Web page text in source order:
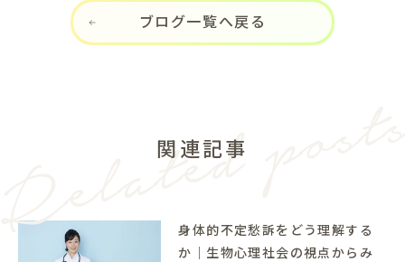
ブログ一覧へ戻る
関連記事
身体的不定愁訴をどう理解する
か｜生物心理社会の視点からみ